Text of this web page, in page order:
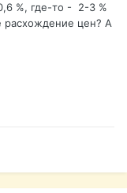
%, где-то - 2-3 %
расхождение цен? А